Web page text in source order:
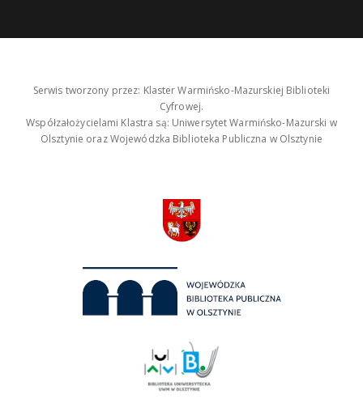
Serwis tworzony przez: Klaster Warmińsko-Mazurskiej Biblioteki
Cyfrowej.
Współzałożycielami Klastra są: Uniwersytet Warmińsko-Mazurski w
Olsztynie oraz Wojewódzka Biblioteka Publiczna w Olsztynie